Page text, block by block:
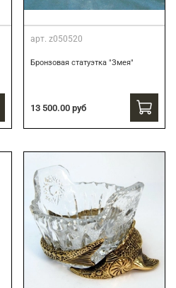
арт. z050520
Бронзовая статуэтка "Змея"
13 500.00 руб